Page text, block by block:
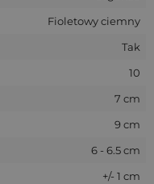
Fioletowy ciemny
Tak
10
7 cm
9 cm
6 - 6.5 cm
+/- 1 cm